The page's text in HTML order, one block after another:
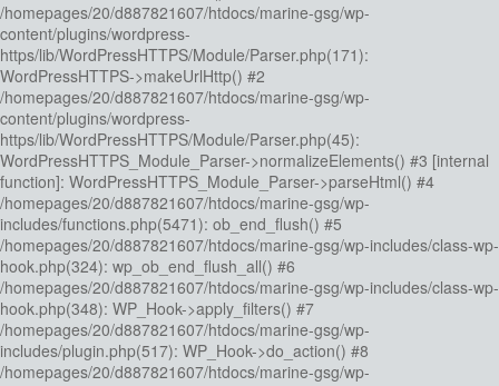
/homepages/20/d887821607/htdocs/marine-gsg/wp-
content/plugins/wordpress-
https/lib/WordPressHTTPS/Module/Parser.php(171):
WordPressHTTPS->makeUrlHttp() #2
/homepages/20/d887821607/htdocs/marine-gsg/wp-
content/plugins/wordpress-
https/lib/WordPressHTTPS/Module/Parser.php(45):
WordPressHTTPS_Module_Parser->normalizeElements() #3 [internal
function]: WordPressHTTPS_Module_Parser->parseHtml() #4
/homepages/20/d887821607/htdocs/marine-gsg/wp-
includes/functions.php(5471): ob_end_flush() #5
/homepages/20/d887821607/htdocs/marine-gsg/wp-includes/class-wp-
hook.php(324): wp_ob_end_flush_all() #6
/homepages/20/d887821607/htdocs/marine-gsg/wp-includes/class-wp-
hook.php(348): WP_Hook->apply_filters() #7
/homepages/20/d887821607/htdocs/marine-gsg/wp-
includes/plugin.php(517): WP_Hook->do_action() #8
/homepages/20/d887821607/htdocs/marine-gsg/wp-